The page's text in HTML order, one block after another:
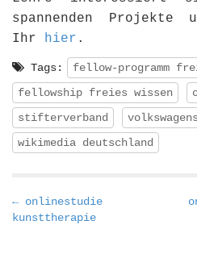
spannenden Projekte
Ihr hier .
Tags:
fellow-programm
fellowship freies wissen
stifterverband
wikimedia deutschland
P
o
← onlinestudie
kunsttherapie